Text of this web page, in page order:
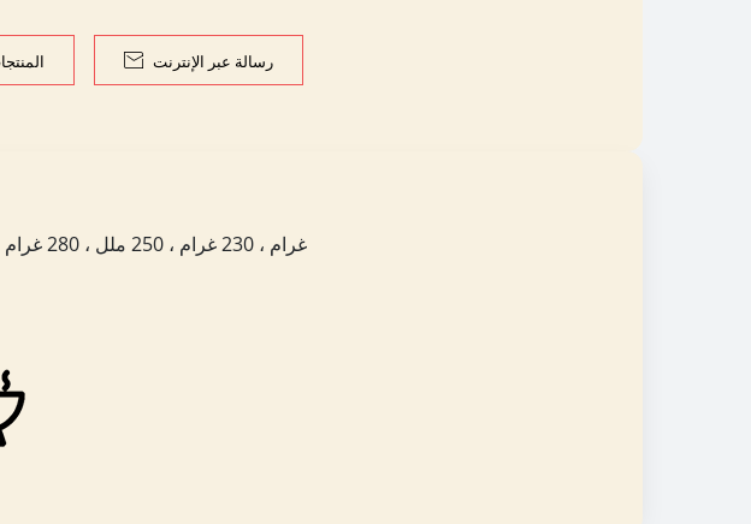
 رسالة عبر الإنترنت
160 غرام ، 230 غرام ، 250 ملل ، 280 غرام ، 450 ملل ، 500 غرام ، 560 غرام ، 700 غرام ، 2.27 كجم ، 5 رطل ، 5 لتر ، 6 كجم ، إلخ